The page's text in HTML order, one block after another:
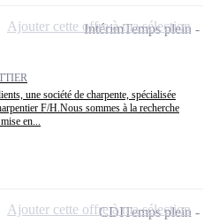
une société de charpente, spécialisée
F/H.Nous sommes à la recherche
en...
IntérimTemps plein
Ajouter cette offre à ma sélection
CDITemps plein
Ajouter cette offre à ma sélection